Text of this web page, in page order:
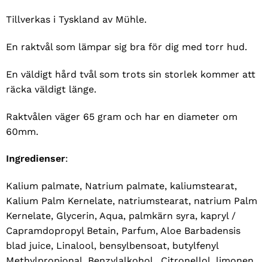
Tillverkas i Tyskland av Mühle.
En raktvål som lämpar sig bra för dig med torr hud.
En väldigt hård tvål som trots sin storlek kommer att
räcka väldigt länge.
Raktvålen väger 65 gram och har en diameter om
60mm.
Ingredienser:
Kalium palmate, Natrium palmate, kaliumstearat,
Kalium Palm Kernelate, natriumstearat, natrium Palm
Kernelate, Glycerin, Aqua, palmkärn syra, kapryl /
Capramdopropyl Betain, Parfum, Aloe Barbadensis
blad juice, Linalool, bensylbensoat, butylfenyl